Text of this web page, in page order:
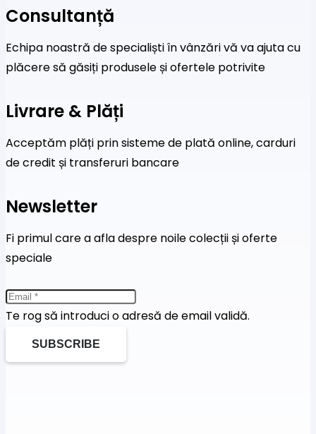
Consultanță
Echipa noastră de specialiști în vânzări vă va ajuta cu
plăcere să găsiți produsele și ofertele potrivite
Livrare & Plăți
Acceptăm plăți prin sisteme de plată online, carduri
de credit și transferuri bancare
Newsletter
Fi primul care a afla despre noile colecții și oferte
speciale
Te rog să introduci o adresă de email validă.
SUBSCRIBE